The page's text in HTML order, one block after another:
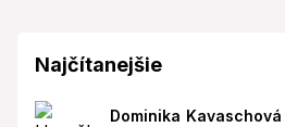
Najčítanejšie
Dominika